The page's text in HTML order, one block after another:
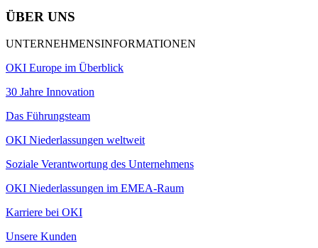
ÜBER UNS
UNTERNEHMENSINFORMATIONEN
OKI Europe im Überblick
30 Jahre Innovation
Das Führungsteam
OKI Niederlassungen weltweit
Soziale Verantwortung des Unternehmens
OKI Niederlassungen im EMEA-Raum
Karriere bei OKI
Unsere Kunden